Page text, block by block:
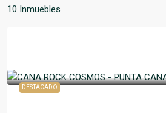
10 Inmuebles
DESTACADO